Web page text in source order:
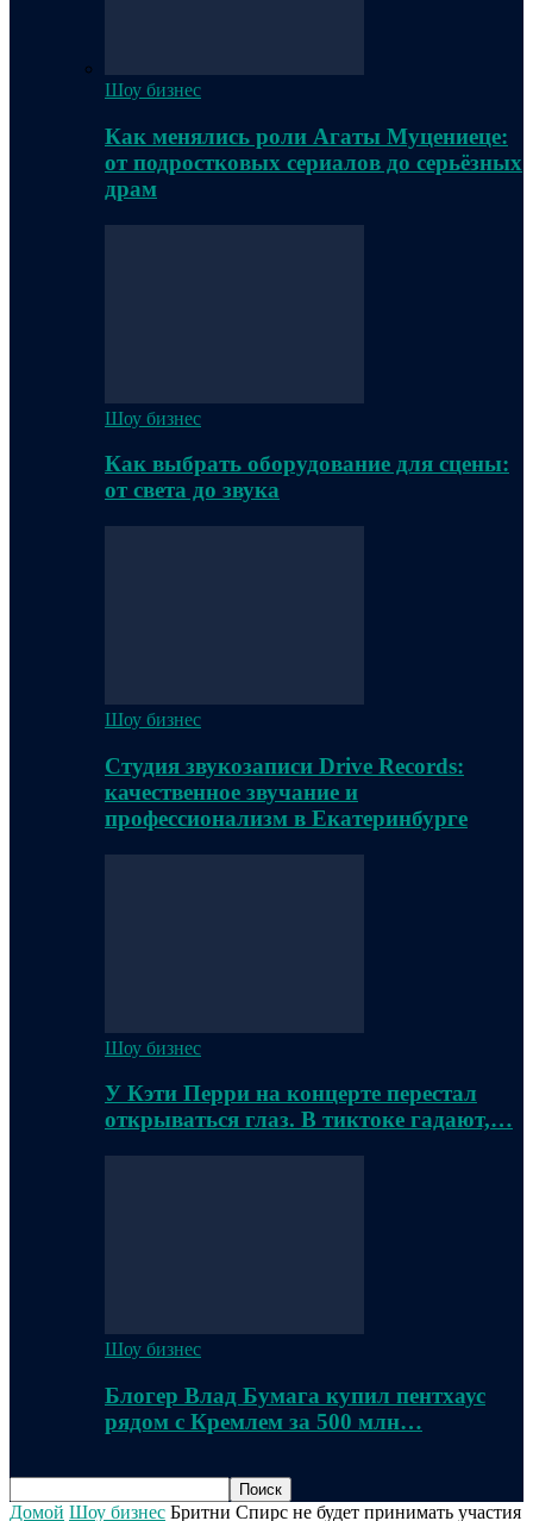
Шоу бизнес
Как менялись роли Агаты Муцениеце:
от подростковых сериалов до серьёзных
драм
Шоу бизнес
Как выбрать оборудование для сцены:
от света до звука
Шоу бизнес
Студия звукозаписи Drive Records:
качественное звучание и
профессионализм в Екатеринбурге
Шоу бизнес
У Кэти Перри на концерте перестал
открываться глаз. В тиктоке гадают,…
Шоу бизнес
Блогер Влад Бумага купил пентхаус
рядом с Кремлем за 500 млн…
Домой Шоу бизнес Бритни Спирс не будет принимать участия